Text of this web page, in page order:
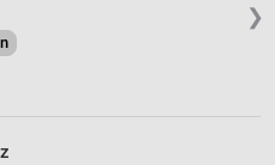
❯